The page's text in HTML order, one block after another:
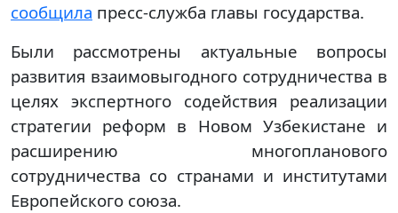
сообщила пресс-служба главы государства.
Были рассмотрены актуальные вопросы
развития взаимовыгодного сотрудничества в
целях экспертного содействия реализации
стратегии реформ в Новом Узбекистане и
расширению многопланового
сотрудничества со странами и институтами
Европейского союза.